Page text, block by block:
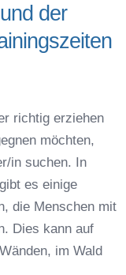
näheren
aus
oder online
in Riegsee
in
in
der
richtig erziehen
möchten,
in suchen. In
es einige
die Menschen mit
Dies kann auf
im Wald